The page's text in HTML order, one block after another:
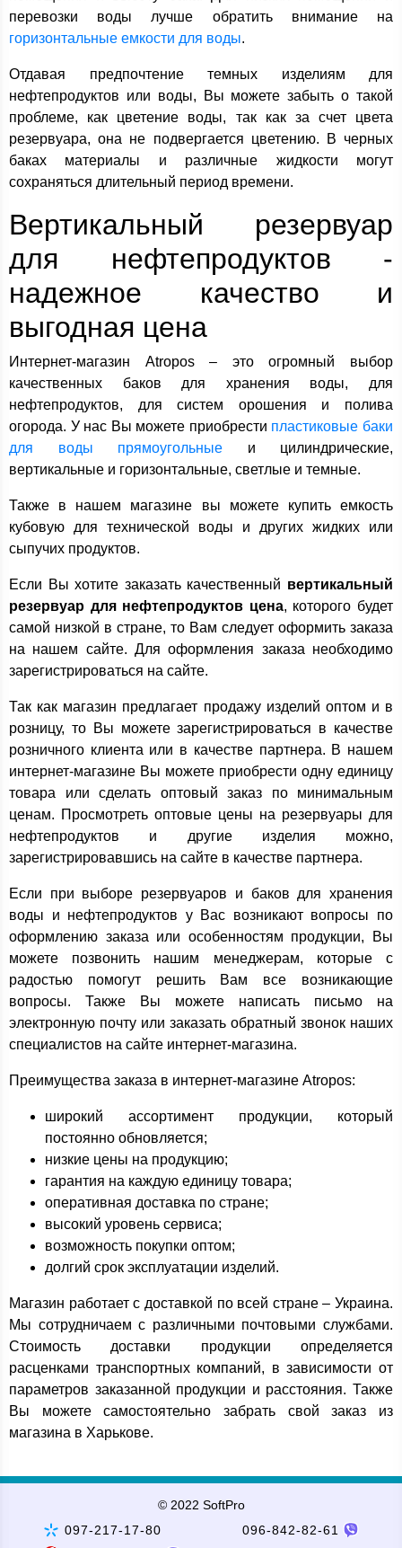
перевозки воды лучше обратить внимание на
горизонтальные емкости для воды.
Отдавая предпочтение темных изделиям для
нефтепродуктов или воды, Вы можете забыть о такой
проблеме, как цветение воды, так как за счет цвета
резервуара, она не подвергается цветению. В черных
баках материалы и различные жидкости могут
сохраняться длительный период времени.
Вертикальный резервуар
для нефтепродуктов -
надежное качество и
выгодная цена
Интернет-магазин Atropos – это огромный выбор
качественных баков для хранения воды, для
нефтепродуктов, для систем орошения и полива
огорода. У нас Вы можете приобрести пластиковые баки
для воды прямоугольные и цилиндрические,
вертикальные и горизонтальные, светлые и темные.
Также в нашем магазине вы можете купить емкость
кубовую для технической воды и других жидких или
сыпучих продуктов.
Если Вы хотите заказать качественный вертикальный
резервуар для нефтепродуктов цена, которого будет
самой низкой в стране, то Вам следует оформить заказа
на нашем сайте. Для оформления заказа необходимо
зарегистрироваться на сайте.
Так как магазин предлагает продажу изделий оптом и в
розницу, то Вы можете зарегистрироваться в качестве
розничного клиента или в качестве партнера. В нашем
интернет-магазине Вы можете приобрести одну единицу
товара или сделать оптовый заказ по минимальным
ценам. Просмотреть оптовые цены на резервуары для
нефтепродуктов и другие изделия можно,
зарегистрировавшись на сайте в качестве партнера.
Если при выборе резервуаров и баков для хранения
воды и нефтепродуктов у Вас возникают вопросы по
оформлению заказа или особенностям продукции, Вы
можете позвонить нашим менеджерам, которые с
радостью помогут решить Вам все возникающие
вопросы. Также Вы можете написать письмо на
электронную почту или заказать обратный звонок наших
специалистов на сайте интернет-магазина.
Преимущества заказа в интернет-магазине Atropos:
широкий ассортимент продукции, который
постоянно обновляется;
низкие цены на продукцию;
гарантия на каждую единицу товара;
оперативная доставка по стране;
высокий уровень сервиса;
возможность покупки оптом;
долгий срок эксплуатации изделий.
Магазин работает с доставкой по всей стране – Украина.
Мы сотрудничаем с различными почтовыми службами.
Стоимость доставки продукции определяется
расценками транспортных компаний, в зависимости от
параметров заказанной продукции и расстояния. Также
Вы можете самостоятельно забрать свой заказ из
магазина в Харькове.
© 2022 SoftPro
097-217-17-80
096-842-82-61